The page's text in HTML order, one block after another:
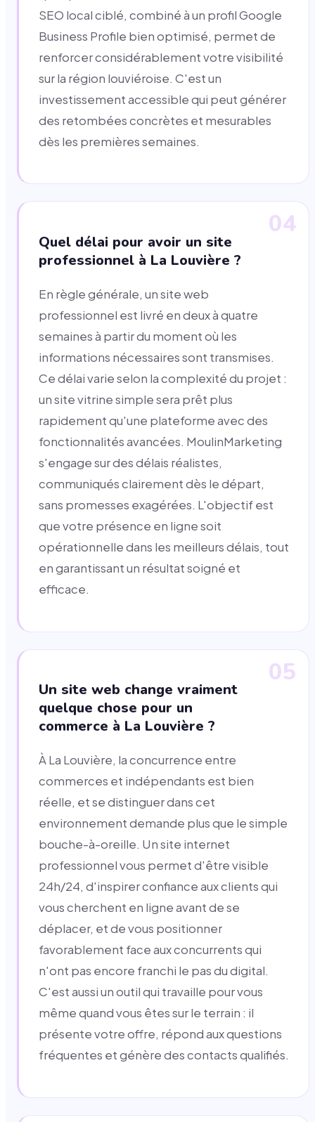
SEO local ciblé, combiné à un profil Google
Business Profile bien optimisé, permet de
renforcer considérablement votre visibilité
sur la région louviéroise. C'est un
investissement accessible qui peut générer
des retombées concrètes et mesurables
dès les premières semaines.
04
Quel délai pour avoir un site
professionnel à La Louvière ?
En règle générale, un site web
professionnel est livré en deux à quatre
semaines à partir du moment où les
informations nécessaires sont transmises.
Ce délai varie selon la complexité du projet :
un site vitrine simple sera prêt plus
rapidement qu'une plateforme avec des
fonctionnalités avancées. MoulinMarketing
s'engage sur des délais réalistes,
communiqués clairement dès le départ,
sans promesses exagérées. L'objectif est
que votre présence en ligne soit
opérationnelle dans les meilleurs délais, tout
en garantissant un résultat soigné et
efficace.
05
Un site web change vraiment
quelque chose pour un
commerce à La Louvière ?
À La Louvière, la concurrence entre
commerces et indépendants est bien
réelle, et se distinguer dans cet
environnement demande plus que le simple
bouche-à-oreille. Un site internet
professionnel vous permet d'être visible
24h/24, d'inspirer confiance aux clients qui
vous cherchent en ligne avant de se
déplacer, et de vous positionner
favorablement face aux concurrents qui
n'ont pas encore franchi le pas du digital.
C'est aussi un outil qui travaille pour vous
même quand vous êtes sur le terrain : il
présente votre offre, répond aux questions
fréquentes et génère des contacts qualifiés.